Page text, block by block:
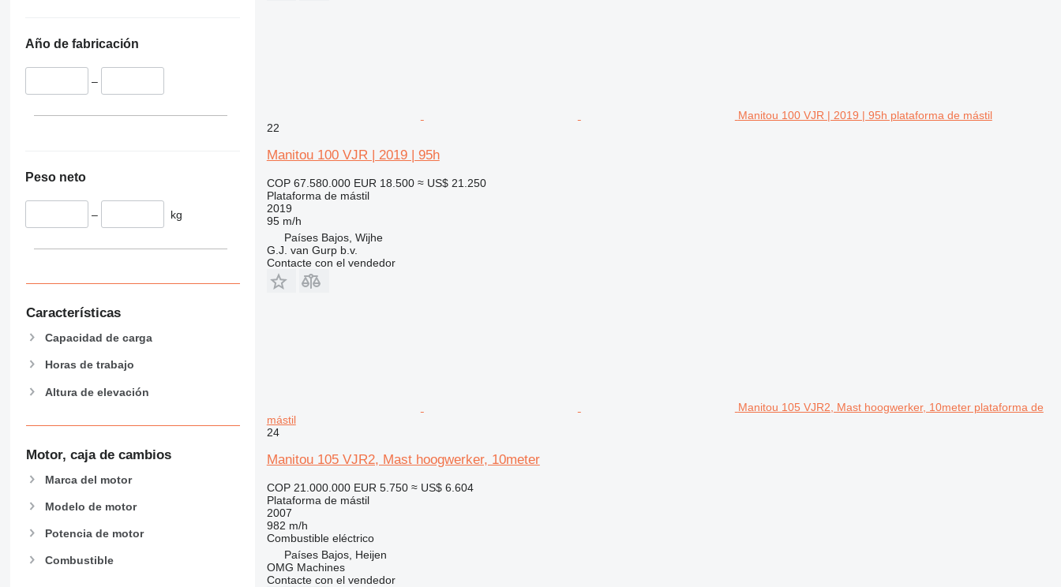
Año de fabricación
–
Peso neto
– kg
Características
Capacidad de carga
Horas de trabajo
Altura de elevación
Motor, caja de cambios
Marca del motor
Modelo de motor
Potencia de motor
Combustible
Manitou 100 VJR | 2019 | 95h plataforma de mástil
22
Manitou 100 VJR | 2019 | 95h
COP 67.580.000 EUR 18.500 ≈ US$ 21.250
Plataforma de mástil
2019
95 m/h
Países Bajos, Wijhe
G.J. van Gurp b.v.
Contacte con el vendedor
Manitou 105 VJR2, Mast hoogwerker, 10meter plataforma de
mástil
24
Manitou 105 VJR2, Mast hoogwerker, 10meter
COP 21.000.000 EUR 5.750 ≈ US$ 6.604
Plataforma de mástil
2007
982 m/h
Combustible eléctrico
Países Bajos, Heijen
OMG Machines
Contacte con el vendedor